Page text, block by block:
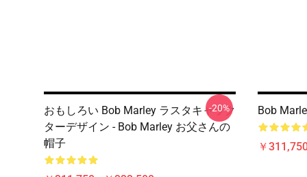
おもしろい Bob Marley ラスタキャラク
ターデザイン - Bob Marley お父さんの
帽子
-20% Bob
￥